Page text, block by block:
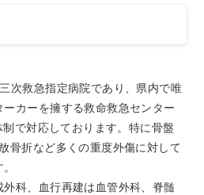
次救急指定病院であり、県内で唯
カーを擁する救命救急センター
で対応しております。特に骨盤
骨折など多くの重度外傷に対して
科、血行再建は血管外科、脊髄